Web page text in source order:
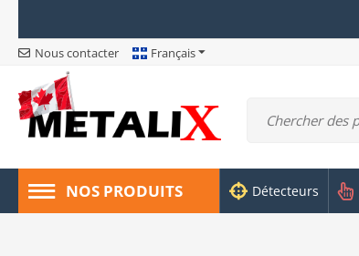
Nous contacter Français
NOS PRODUITS Détecteurs